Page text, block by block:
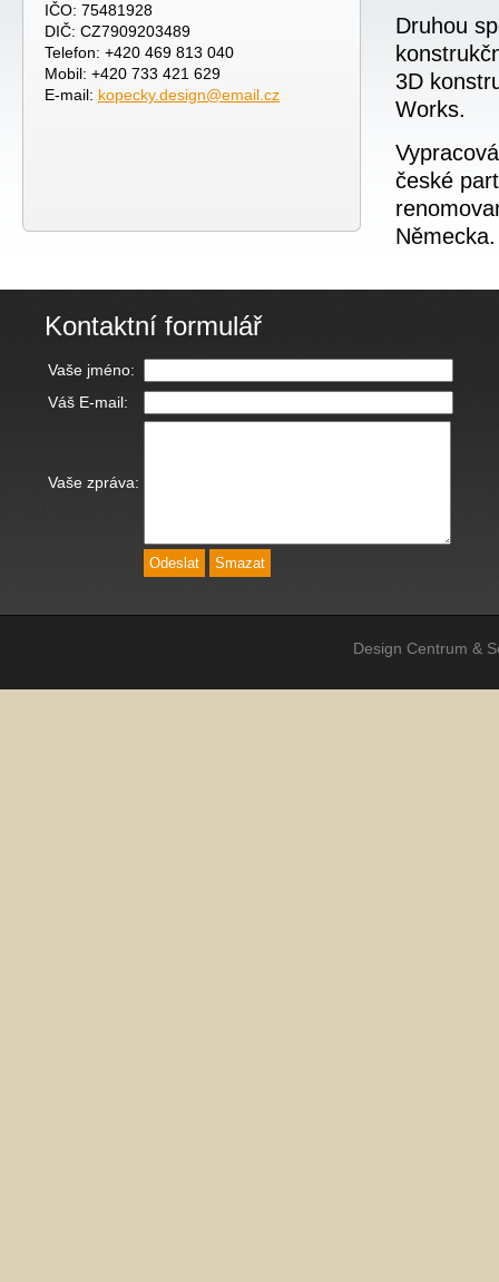
IČO: 75481928
DIČ: CZ7909203489
Telefon: +420 469 813 040
Mobil: +420 733 421 629
E-mail: kopecky.design@email.cz
Druhou
3D
Works.
české
Německa.
Kontaktní formulář
Vaše jméno:
Váš E-mail:
Vaše zpráva:
Design Centrum &